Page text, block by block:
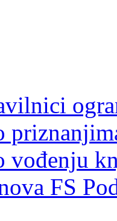
vođenju
FS